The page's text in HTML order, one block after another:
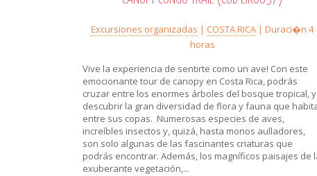
Excursiones organizadas | COSTA RICA | Duraci�n 4
horas
Vive la experiencia de sentirte como un ave! Con este
emocionante tour de canopy en Costa Rica, podrás
cruzar entre los enormes árboles del bosque tropical, y
descubrir la gran diversidad de flora y fauna que
entre sus copas. Numerosas especies de aves,
increíbles insectos y, quizá, hasta monos aulladores,
son solo algunas de las fascinantes criaturas que
podrás encontrar. Además, los magníficos paisajes de
exuberante vegetación,...